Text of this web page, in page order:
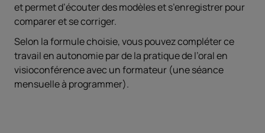
et permet d’écouter des modèles et s’enregistrer pour
comparer et se corriger.
Selon la formule choisie, vous pouvez compléter ce
travail en autonomie par de la pratique de l’oral en
visioconférence avec un formateur (une séance
mensuelle à programmer).